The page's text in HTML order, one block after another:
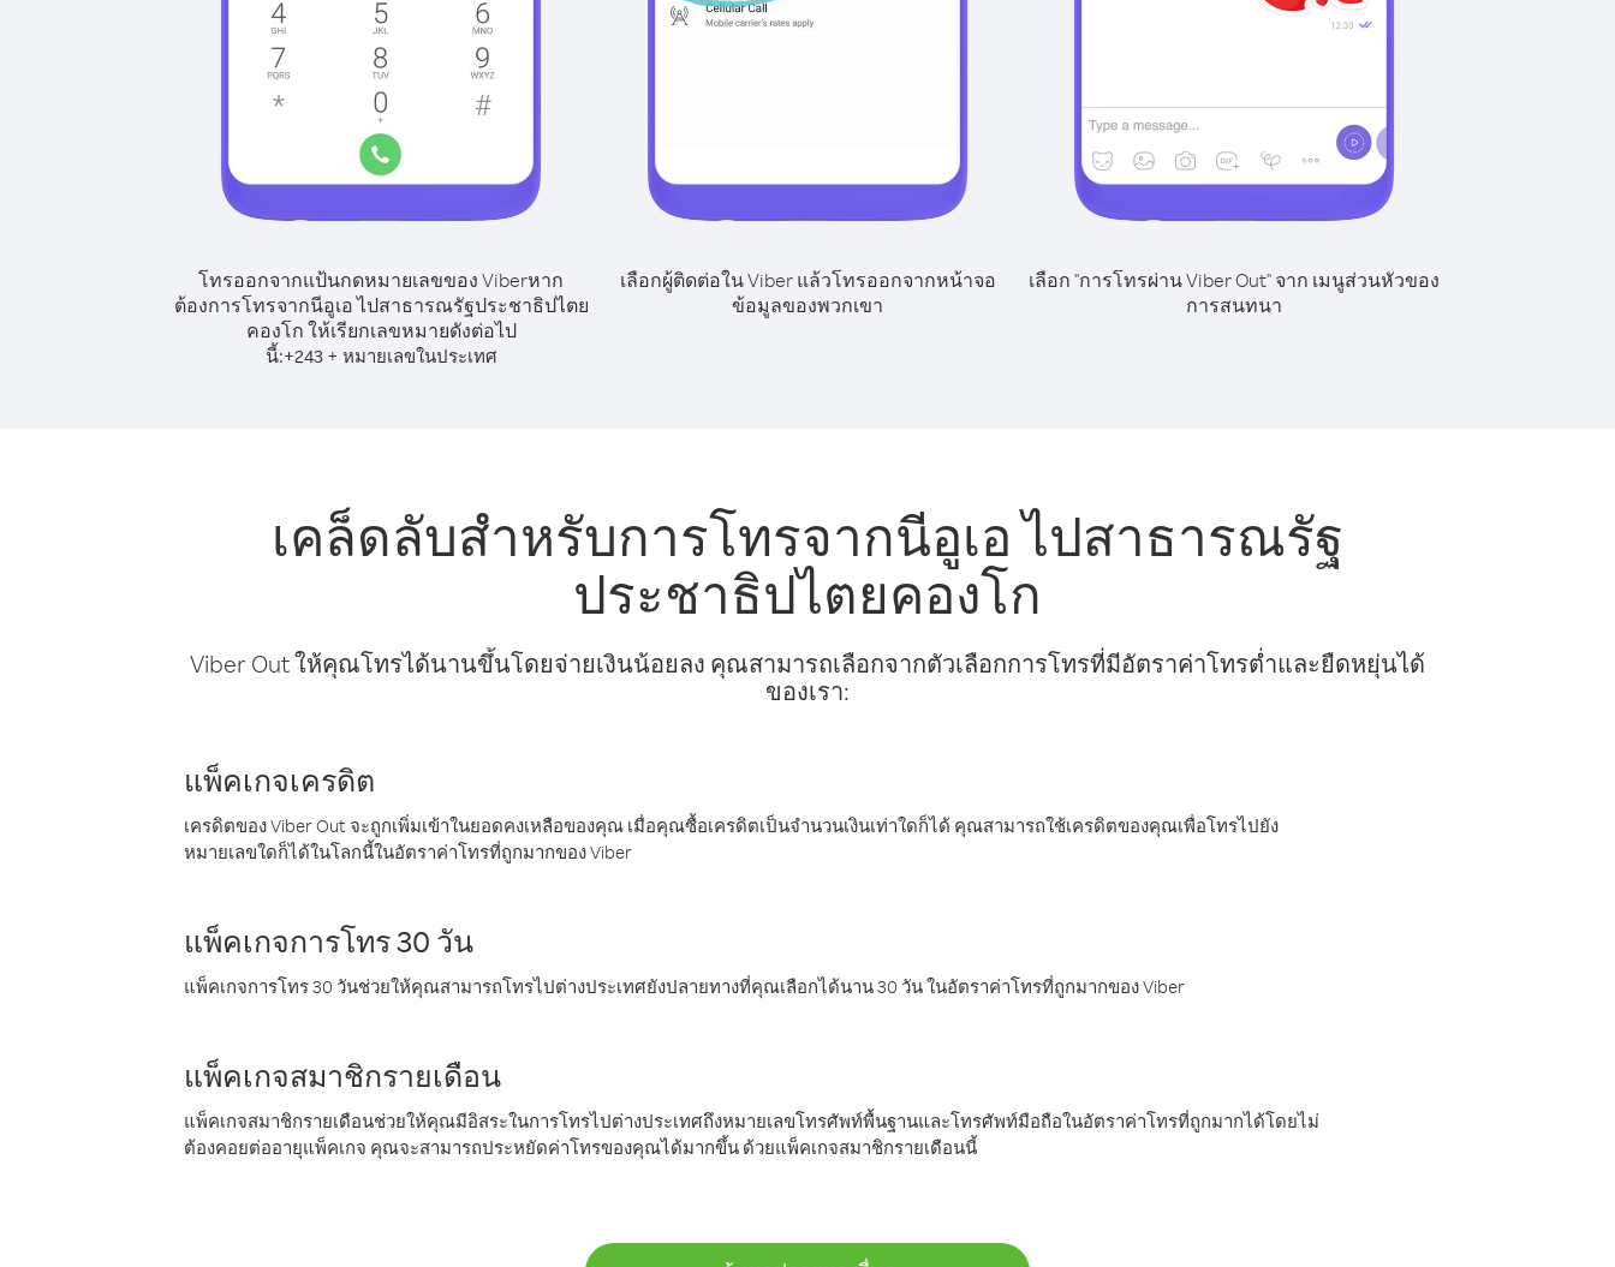
โทรออกจากแป้นกดหมายเลขของ Viberหาก
ต้องการโทรจากนีอูเอ ไปสาธารณรัฐประชาธิปไตย
คองโก ให้เรียกเลขหมายดังต่อไป
นี้:+243+ หมายเลขในประเทศ
เลือกผู้ติดต่อใน Viber แล้วโทรออกจากหน้าจอ
ข้อมูลของพวกเขา
เลือก "การโทรผ่าน Viber Out" จาก เมนูส่วนหัวของ
การสนทนา
เคล็ดลับสำหรับการโทรจากนีอูเอ ไปสาธารณรัฐ
ประชาธิปไตยคองโก
Viber Out ให้คุณโทรได้นานขึ้นโดยจ่ายเงินน้อยลง คุณสามารถเลือกจากตัวเลือกการโทรที่มีอัตราค่าโทรต่ำและยืดหยุ่นได้
ของเรา:
แพ็คเกจเครดิต
เครดิตของ Viber Out จะถูกเพิ่มเข้าในยอดคงเหลือของคุณ เมื่อคุณซื้อเครดิตเป็นจำนวนเงินเท่าใดก็ได้ คุณสามารถใช้เครดิตของคุณเพื่อโทรไปยัง
หมายเลขใดก็ได้ในโลกนี้ในอัตราค่าโทรที่ถูกมากของ Viber
แพ็คเกจการโทร 30 วัน
แพ็คเกจการโทร 30 วันช่วยให้คุณสามารถโทรไปต่างประเทศยังปลายทางที่คุณเลือกได้นาน 30 วัน ในอัตราค่าโทรที่ถูกมากของ Viber
แพ็คเกจสมาชิกรายเดือน
แพ็คเกจสมาชิกรายเดือนช่วยให้คุณมีอิสระในการโทรไปต่างประเทศถึงหมายเลขโทรศัพท์พื้นฐานและโทรศัพท์มือถือในอัตราค่าโทรที่ถูกมากได้โดยไม่
ต้องคอยต่ออายุแพ็คเกจ คุณจะสามารถประหยัดค่าโทรของคุณได้มากขึ้น ด้วยแพ็คเกจสมาชิกรายเดือนนี้